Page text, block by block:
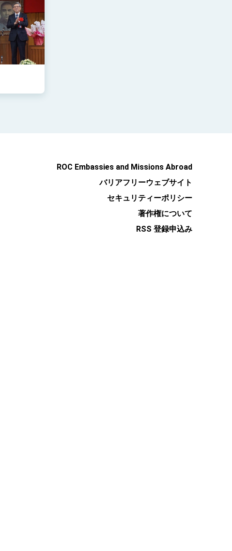
ROC Embassies and Missions Abroad
バリアフリーウェブサイト
セキュリティーポリシー
著作権について
RSS 登録申込み